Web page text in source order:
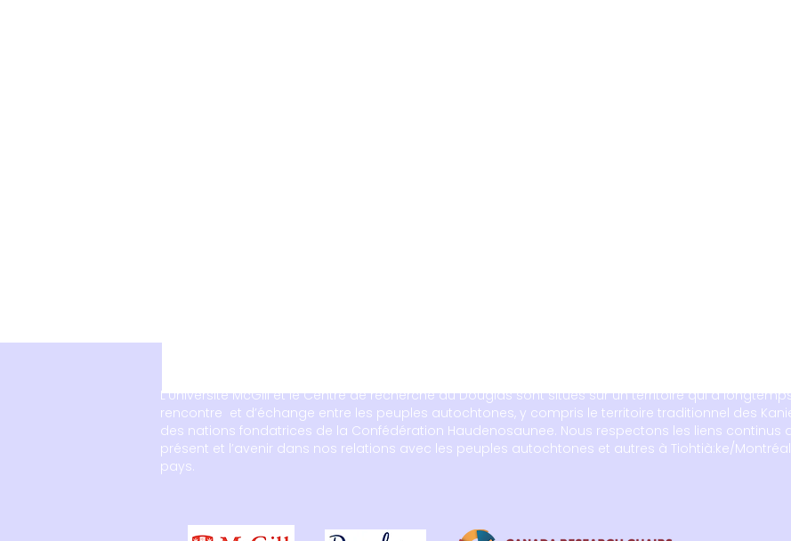
L’Université McGill et le Centre de recherche du Douglas sont situés sur un territoire qui a
rencontre et d’échange entre les peuples autochtones, y compris le territoire traditionnel des
des nations fondatrices de la Confédération Haudenosaunee. Nous respectons les liens continus
présent et l’avenir dans nos relations avec les peuples autochtones et autres à Tiohtià:ke/
pays.